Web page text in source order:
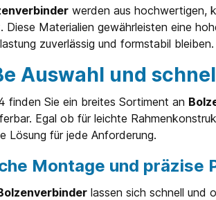
eine hohe Flexibilität für
Projekte. Qualität
des Bolzenverbinders
die strengen
von 3d24
Jeder Verbinder
um
dass er den hohen
der Industrie
Der Einsatz von
Beständigkeit gegen
Belastungen, sondern
chemische Einflüsse.
werden aus hochwertigen,
Diese Materialien gewährleisten eine
zuverlässig und formstabil bleiben.
Auswahl und
finden Sie ein breites Sortiment an
Egal ob für leichte
Lösung für jede Anforderung.
Montage und präzise
lassen sich schnell und